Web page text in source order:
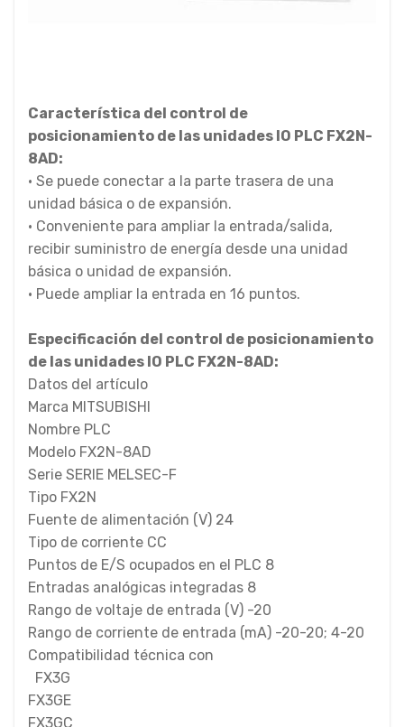
Característica del control de
posicionamiento de las unidades IO PLC FX2N-
8AD:
• Se puede conectar a la parte trasera de una
unidad básica o de expansión.
• Conveniente para ampliar la entrada/salida,
recibir suministro de energía desde una unidad
básica o unidad de expansión.
• Puede ampliar la entrada en 16 puntos.
Especificación del control de posicionamiento
de las unidades IO PLC FX2N-8AD:
Datos del artículo
Marca MITSUBISHI
Nombre PLC
Modelo FX2N-8AD
Serie SERIE MELSEC-F
Tipo FX2N
Fuente de alimentación (V) 24
Tipo de corriente CC
Puntos de E/S ocupados en el PLC 8
Entradas analógicas integradas 8
Rango de voltaje de entrada (V) -20
Rango de corriente de entrada (mA) -20-20; 4-20
Compatibilidad técnica con
FX3G
FX3GE
FX3GC